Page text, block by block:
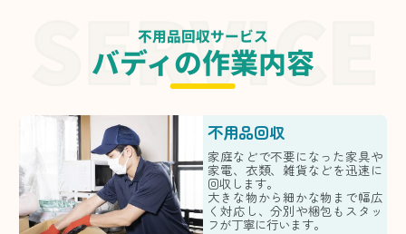
不用品回収サービス
バディの作業内容
不用品回収
家庭などで不要になった家具や
家電、衣類、雑貨などを迅速に
回収します。
大きな物から細かな物まで幅広
く対応し、分別や梱包もスタッ
フが丁寧に行います。